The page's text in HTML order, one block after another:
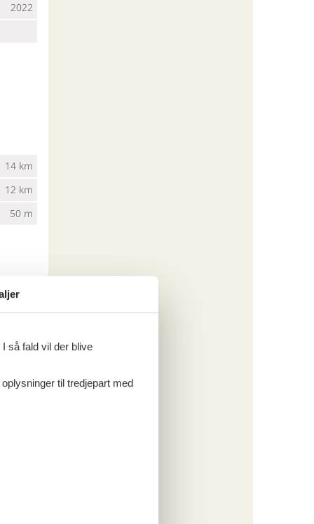
2022
14 km
12 km
50 m
så fald vil der blive
til tredjepart med